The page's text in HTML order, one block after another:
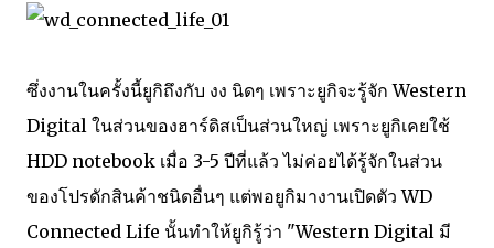
ซึ่งงานในครั้งนี้ยูกิถึงกับ งง นิดๆ เพราะยูกิจะรู้จัก Western
Digital ในส่วนของฮาร์ดิสเป็นส่วนใหญ่ เพราะยูกิเคยใช้
HDD notebook เมื่อ 3-5 ปีที่แล้ว ไม่ค่อยได้รู้จักในส่วน
ของโปรดักสินค้าชนิดอื่นๆ แต่พอยูกิมางานเปิดตัว WD
Connected Life นั้นทำให้ยูกิรู้ว่า "Western Digital มี